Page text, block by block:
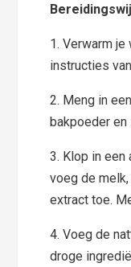
1. Verwarm
instructies
2. Meng in
bakpoeder en
3. Klop in een
voeg de
extract toe.
4. Voeg de
droge